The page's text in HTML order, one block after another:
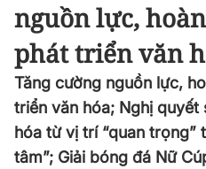
nguồn lực,
phát triển văn
Tăng cường nguồn lực,
triển văn hóa; Nghị
hóa từ vị trí “quan trọng”
tâm”; Giải bóng đá Nữ